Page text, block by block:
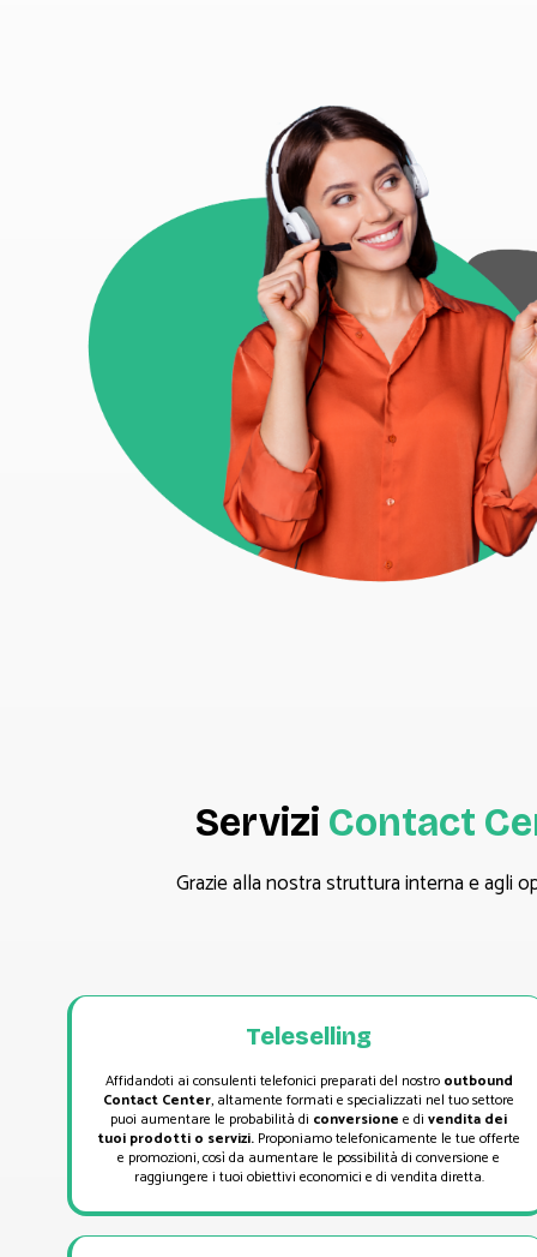
Servizi Contact
Grazie alla nostra struttura interna e agli
Teleselling
Affidandoti ai consulenti telefonici preparati del nostro outbound
Contact Center, altamente formati e specializzati nel tuo settore
puoi aumentare le probabilità di conversione e di vendita dei
tuoi prodotti o servizi. Proponiamo telefonicamente le tue offerte
e promozioni, così da aumentare le possibilità di conversione e
raggiungere i tuoi obiettivi economici e di vendita diretta.